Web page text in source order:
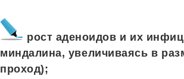
рост аденоидов и их
миндалина, увеличиваясь в
проход);